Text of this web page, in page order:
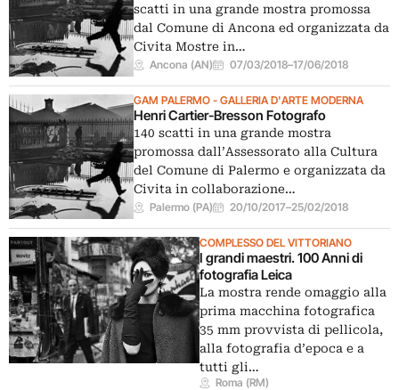
scatti in una grande mostra promossa
dal Comune di Ancona ed organizzata da
Civita Mostre in…
Ancona (AN) 07/03/2018–17/06/2018
GAM PALERMO - GALLERIA D'ARTE MODERNA
Henri Cartier-Bresson Fotografo
140 scatti in una grande mostra
promossa dall’Assessorato alla Cultura
del Comune di Palermo e organizzata da
Civita in collaborazione…
Palermo (PA) 20/10/2017–25/02/2018
COMPLESSO DEL VITTORIANO
I grandi maestri. 100 Anni di
fotografia Leica
La mostra rende omaggio alla
prima macchina fotografica
35 mm provvista di pellicola,
alla fotografia d’epoca e a
tutti gli…
Roma (RM)